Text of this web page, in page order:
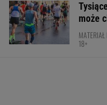
może
MATERIAŁ
18+